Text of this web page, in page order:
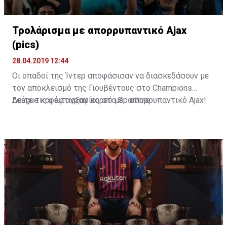
Τρολάρισμα με απορρυπαντικό Ajax
(pics)
28.04.2019 12:44
Οι οπαδοί της Ίντερ αποφάσισαν να διασκεδάσουν με
τον αποκλεισμό της Γιουβέντους στο Champions
League και έφτιαξαν κορεό με... απορρυπαντικό Ajax!
Δείτε τις φωτογραφίες στοSportime